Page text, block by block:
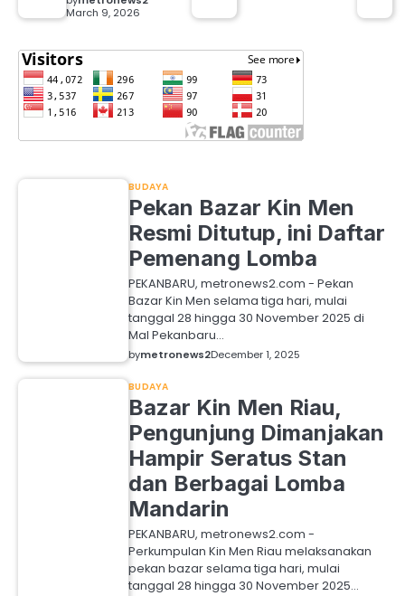
March 9, 2026
BUDAYA
Pekan Bazar Kin Men
Resmi Ditutup, ini Daftar
Pemenang Lomba
PEKANBARU, metronews2.com - Pekan
Bazar Kin Men selama tiga hari, mulai
tanggal 28 hingga 30 November 2025 di
Mal Pekanbaru…
bymetronews2December 1, 2025
BUDAYA
Bazar Kin Men Riau,
Pengunjung Dimanjakan
Hampir Seratus Stan
dan Berbagai Lomba
Mandarin
PEKANBARU, metronews2.com -
Perkumpulan Kin Men Riau melaksanakan
pekan bazar selama tiga hari, mulai
tanggal 28 hingga 30 November 2025…